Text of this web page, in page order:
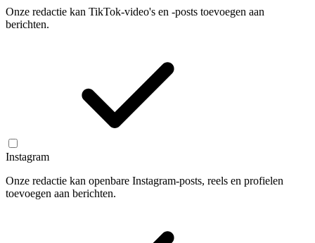
Onze redactie kan TikTok-video's en -posts toevoegen aan
berichten.
Instagram
Onze redactie kan openbare Instagram-posts, reels en profielen
toevoegen aan berichten.